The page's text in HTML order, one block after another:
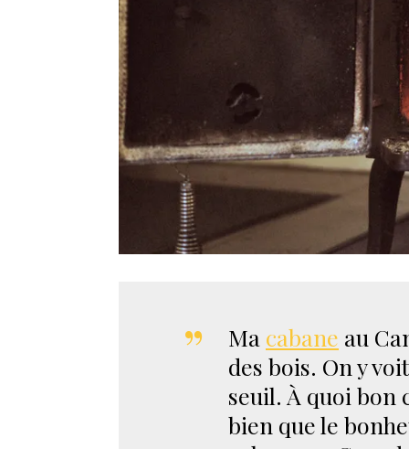
Ma cabane au
des bois. On y
seuil. À quoi bon
bien que le